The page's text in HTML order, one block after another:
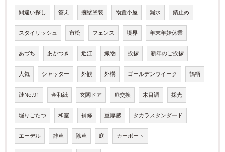
間違い探し 答え 擁壁塗装 物置小屋 漏水 錆止め
スタイリッシュ 市松 フェンス 境界 年末年始休業
あづち あかつき 近江 織物 挨拶 新年のご挨拶
人気 シャッター 外観 外構 ゴールデンウイーク 鶴柄
漣No.91 金和紙 玄関ドア 扉交換 木目調 採光
堀りごたつ 和室 補修 重厚感 タカラスタンダード
エーデル 雑草 除草 庭 カーポート